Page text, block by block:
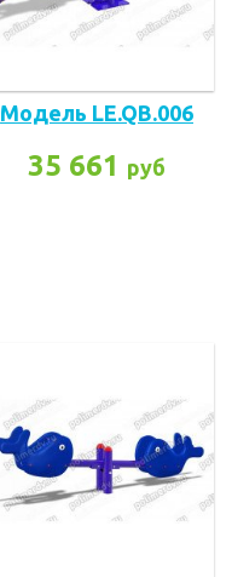
Модель LE.QB.006
35 661 руб